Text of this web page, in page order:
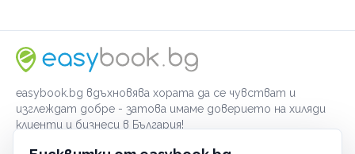
easybook.bg вдъхновява хората да се чувстват и
изглеждат добре - затова имаме доверието на хиляди
клиенти и бизнеси в България!